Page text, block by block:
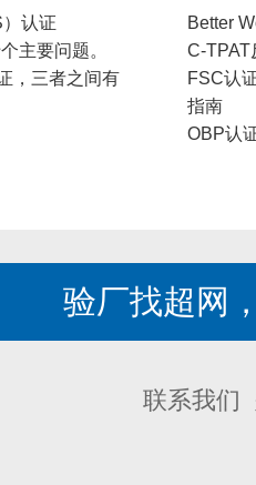
认证
主要问题。
，三者之间有
Better
C-TPAT
FSC认
指南
OBP认
验厂找超网
联系我们